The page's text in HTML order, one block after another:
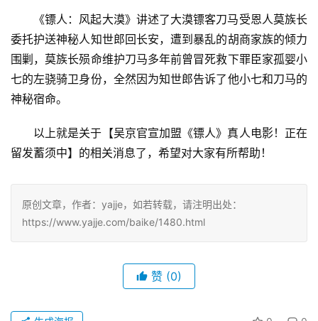
《镖人：风起大漠》讲述了大漠镖客刀马受恩人莫族长
委托护送神秘人知世郎回长安，遭到暴乱的胡商家族的倾力
围剿，莫族长殒命维护刀马多年前曾冒死救下罪臣家孤婴小
七的左骁骑卫身份，全然因为知世郎告诉了他小七和刀马的
神秘宿命。
以上就是关于【吴京官宣加盟《镖人》真人电影！正在
留发蓄须中】的相关消息了，希望对大家有所帮助！
原创文章，作者：yajje，如若转载，请注明出处：
https://www.yajje.com/baike/1480.html
赞 (0)